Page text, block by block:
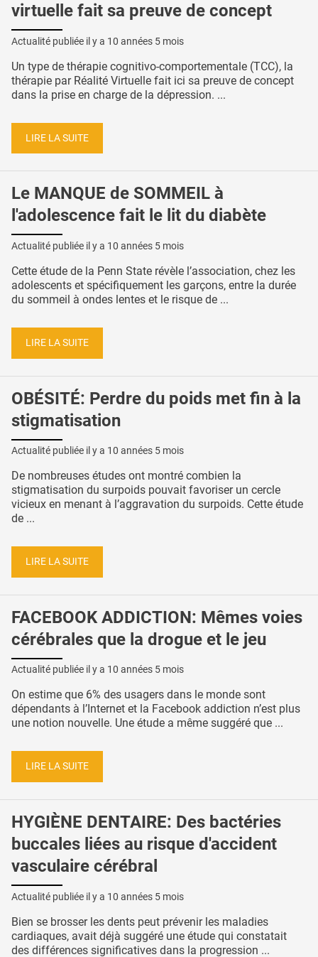
virtuelle fait sa preuve de concept
Actualité publiée il y a 10 années 5 mois
Un type de thérapie cognitivo-comportementale (TCC), la
thérapie par Réalité Virtuelle fait ici sa preuve de concept
dans la prise en charge de la dépression. ...
LIRE LA SUITE
Le MANQUE de SOMMEIL à
l'adolescence fait le lit du diabète
Actualité publiée il y a 10 années 5 mois
Cette étude de la Penn State révèle l’association, chez les
adolescents et spécifiquement les garçons, entre la durée
du sommeil à ondes lentes et le risque de ...
LIRE LA SUITE
OBÉSITÉ: Perdre du poids met fin à la
stigmatisation
Actualité publiée il y a 10 années 5 mois
De nombreuses études ont montré combien la
stigmatisation du surpoids pouvait favoriser un cercle
vicieux en menant à l’aggravation du surpoids. Cette étude
de ...
LIRE LA SUITE
FACEBOOK ADDICTION: Mêmes voies
cérébrales que la drogue et le jeu
Actualité publiée il y a 10 années 5 mois
On estime que 6% des usagers dans le monde sont
dépendants à l’Internet et la Facebook addiction n’est plus
une notion nouvelle. Une étude a même suggéré que ...
LIRE LA SUITE
HYGIÈNE DENTAIRE: Des bactéries
buccales liées au risque d'accident
vasculaire cérébral
Actualité publiée il y a 10 années 5 mois
Bien se brosser les dents peut prévenir les maladies
cardiaques, avait déjà suggéré une étude qui constatait
des différences significatives dans la progression ...